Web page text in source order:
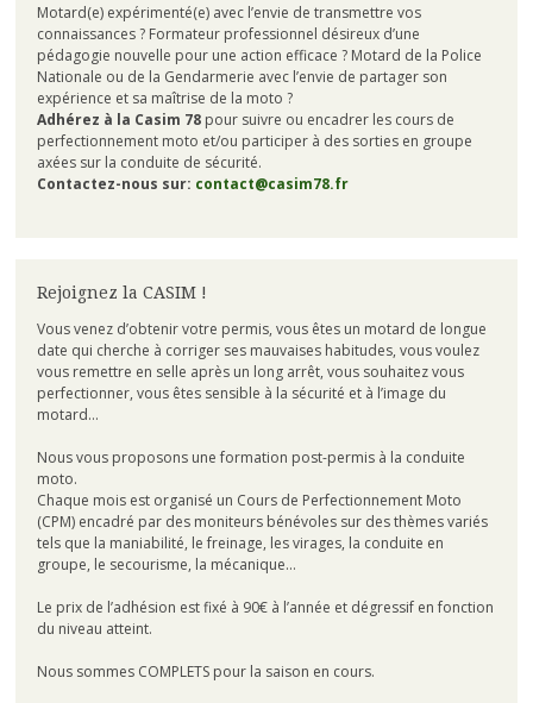
Motard(e) expérimenté(e) avec l’envie de transmettre vos
connaissances ? Formateur professionnel désireux d’une
pédagogie nouvelle pour une action efficace ? Motard de la Police
Nationale ou de la Gendarmerie avec l’envie de partager son
expérience et sa maîtrise de la moto ?
Adhérez à la Casim 78pour suivre ou encadrer les cours de
perfectionnement moto et/ou participer à des sorties en groupe
axées sur la conduite de sécurité.
Contactez-nous sur: contact@casim78.fr
Rejoignez la CASIM !
Vous venez d’obtenir votre permis, vous êtes un motard de longue
date qui cherche à corriger ses mauvaises habitudes, vous voulez
vous remettre en selle après un long arrêt, vous souhaitez vous
perfectionner, vous êtes sensible à la sécurité et à l’image du
motard…
Nous vous proposons une formation post-permis à la conduite
moto.
Chaque mois est organisé un Cours de Perfectionnement Moto
(CPM) encadré par des moniteurs bénévoles sur des thèmes variés
tels que la maniabilité, le freinage, les virages, la conduite en
groupe, le secourisme, la mécanique…
Le prix de l’adhésion est fixé à 90€ à l’année et dégressif en fonction
du niveau atteint.
Nous sommes COMPLETS pour la saison en cours.